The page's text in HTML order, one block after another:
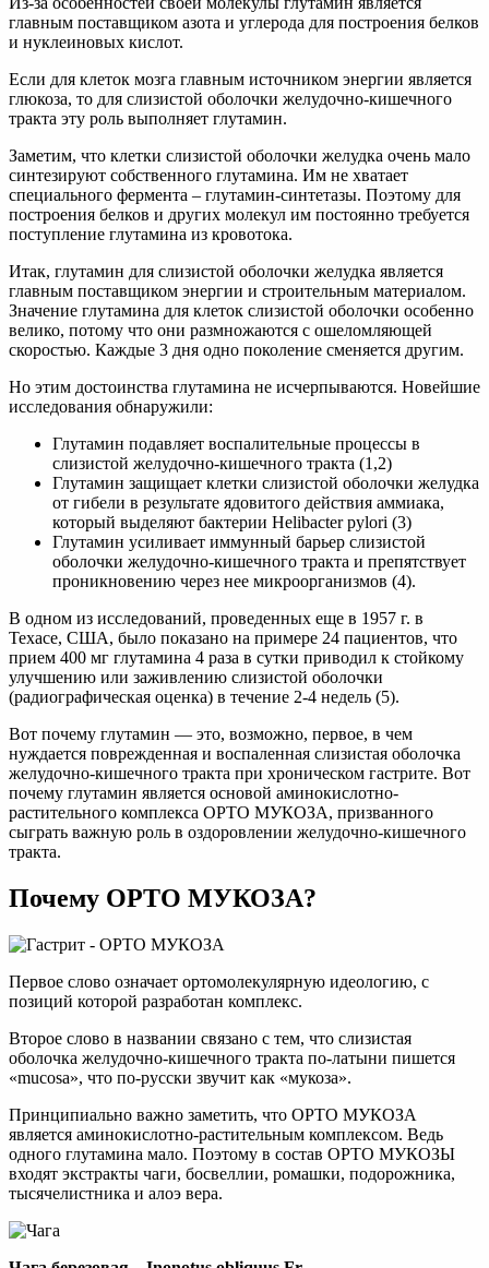
главным поставщиком азота и углерода для построения белков
и нуклеиновых кислот.
Если для клеток мозга главным источником энергии является
глюкоза, то для слизистой оболочки желудочно-кишечного
тракта эту роль выполняет глутамин.
Заметим, что клетки слизистой оболочки желудка очень мало
синтезируют собственного глутамина. Им не хватает
специального фермента – глутамин-синтетазы. Поэтому для
построения белков и других молекул им постоянно требуется
поступление глутамина из кровотока.
Итак, глутамин для слизистой оболочки желудка является
главным поставщиком энергии и строительным материалом.
Значение глутамина для клеток слизистой оболочки особенно
велико, потому что они размножаются с ошеломляющей
скоростью. Каждые 3 дня одно поколение сменяется другим.
Но этим достоинства глутамина не исчерпываются. Новейшие
исследования обнаружили:
Глутамин подавляет воспалительные процессы в
слизистой желудочно-кишечного тракта (1,2)
Глутамин защищает клетки слизистой оболочки желудка
от гибели в результате ядовитого действия аммиака,
который выделяют бактерии Helibacter pylori (3)
Глутамин усиливает иммунный барьер слизистой
оболочки желудочно-кишечного тракта и препятствует
проникновению через нее микроорганизмов (4).
В одном из исследований, проведенных еще в 1957 г. в
Техасе, США, было показано на примере 24 пациентов, что
прием 400 мг глутамина 4 раза в сутки приводил к стойкому
улучшению или заживлению слизистой оболочки
(радиографическая оценка) в течение 2-4 недель (5).
Вот почему глутамин — это, возможно, первое, в чем
нуждается поврежденная и воспаленная слизистая оболочка
желудочно-кишечного тракта при хроническом гастрите. Вот
почему глутамин является основой аминокислотно-
растительного комплекса ОРТО МУКОЗА, призванного
сыграть важную роль в оздоровлении желудочно-кишечного
тракта.
Почему ОРТО МУКОЗА?
Первое слово означает ортомолекулярную идеологию, с
позиций которой разработан комплекс.
Второе слово в названии связано с тем, что слизистая
оболочка желудочно-кишечного тракта по-латыни пишется
«mucosa», что по-русски звучит как «мукоза».
Принципиально важно заметить, что ОРТО МУКОЗА
является аминокислотно-растительным комплексом. Ведь
одного глутамина мало. Поэтому в состав ОРТО МУКОЗЫ
входят экстракты чаги, босвеллии, ромашки, подорожника,
тысячелистника и алоэ вера.